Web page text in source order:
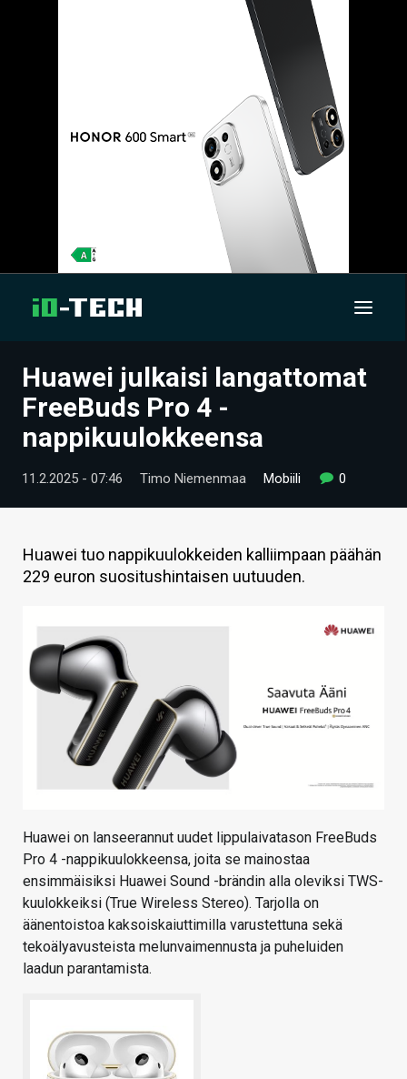
UUTISET
ARTIKKELIT
VIDEOT
TECHBBS
TIETOA
HINTA.FI
KAUPPA
VAIHDA TEEMA
HAKU
Huawei julkaisi langattomat
FreeBuds Pro 4 -
nappikuulokkeensa
11.2.2025 - 07:46 Timo Niemenmaa Mobiili 0
Huawei tuo nappikuulokkeiden kalliimpaan päähän
229 euron suositushintaisen uutuuden.
Huawei on lanseerannut uudet lippulaivatason FreeBuds
Pro 4 -nappikuulokkeensa, joita se mainostaa
ensimmäisiksi Huawei Sound -brändin alla oleviksi TWS-
kuulokkeiksi (True Wireless Stereo). Tarjolla on
äänentoistoa kaksoiskaiuttimilla varustettuna sekä
tekoälyavusteista melunvaimennusta ja puheluiden
laadun parantamista.